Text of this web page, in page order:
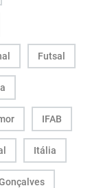
Futsal
IFAB
Itália